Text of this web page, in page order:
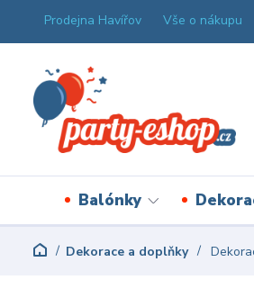
Prodejna Havířov Vše o nákupu
Balónky
Dekorace a doplňky